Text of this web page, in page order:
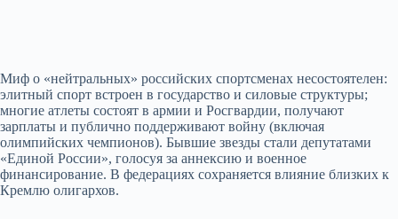
Миф о «нейтральных» российских спортсменах несостоятелен:
элитный спорт встроен в государство и силовые структуры;
многие атлеты состоят в армии и Росгвардии, получают
зарплаты и публично поддерживают войну (включая
олимпийских чемпионов). Бывшие звезды стали депутатами
«Единой России», голосуя за аннексию и военное
финансирование. В федерациях сохраняется влияние близких к
Кремлю олигархов.